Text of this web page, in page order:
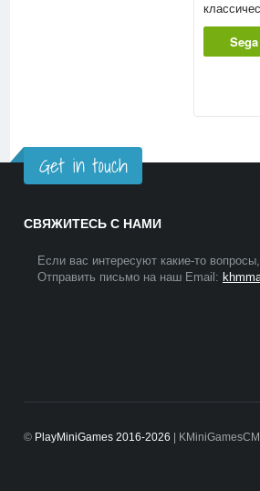
Sega
Get in touch
СВЯЖИТЕСЬ С НАМИ
Если вас интересуют какие-то
Отправить письмо на наш Email:
© PlayMiniGames 2016-2026 |